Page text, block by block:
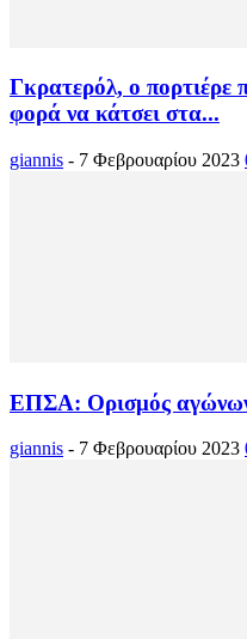
Γκρατερόλ, ο
φορά να κάτσει στα...
giannis - 7 Φεβρουαρίου 2023
ΕΠΣΑ: Ορισμός
giannis - 7 Φεβρουαρίου 2023